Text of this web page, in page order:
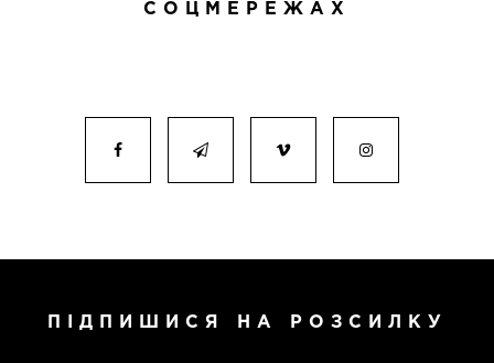
СОЦМЕРЕЖАХ
ПІДПИШИСЯ НА РОЗСИЛКУ